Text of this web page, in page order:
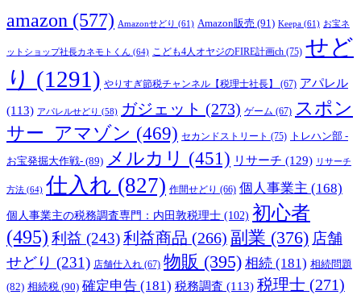
amazon (577) Amazonせどり (61) Amazon販売 (91) Keepa (61) お宝ネ
ットショップ社長カネモトくん (64) こども4人オヤジのFIRE計画ch (75) せど
り (1291) やりすぎ節税チャンネル【税理士社長】 (67) アパレル
(113) アパレルせどり (58) ガジェット (273) ゲーム (67) スポン
サー_アマゾン (469) セカンドストリート (75) トレハン部 -
お宝発掘大作戦- (89) メルカリ (451) リサーチ (129) リサーチ
方法 (64) 仕入れ (827) 作間せどり (66) 個人事業主 (168)
個人事業主の税務調査専門：内田敦税理士 (102) 初心者
(495) 利益 (243)利益商品 (266) 副業 (376) 店舗
せどり (231) 店舗仕入れ (67) 物販 (395) 相続 (181) 相続問題
(82) 相続税 (90) 確定申告 (181) 税務調査 (113) 税理士 (271)